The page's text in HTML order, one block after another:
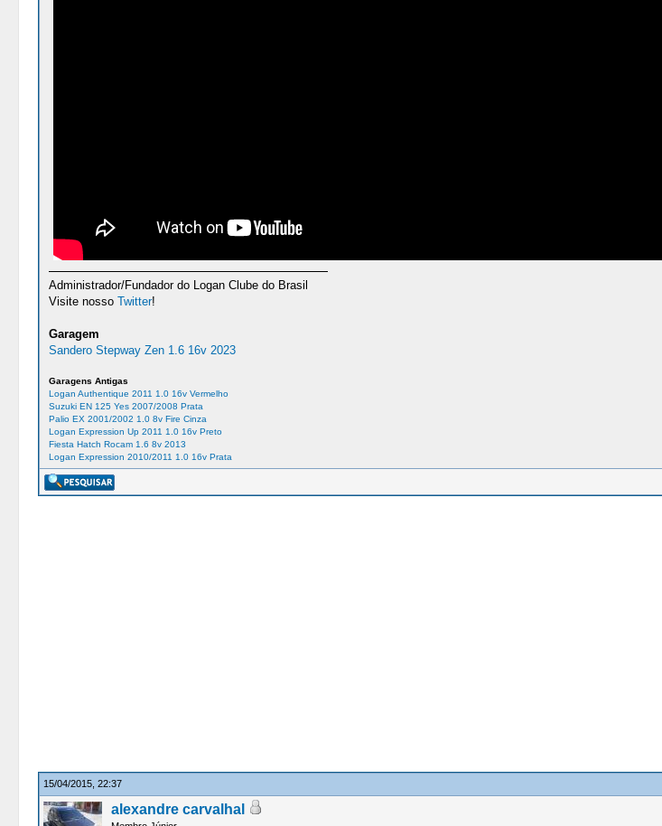
Administrador/Fundador do Logan Clube do Brasil
Visite nosso Twitter!
Garagem
Sandero Stepway Zen 1.6 16v 2023
Garagens Antigas
Logan Authentique 2011 1.0 16v Vermelho
Suzuki EN 125 Yes 2007/2008 Prata
Palio EX 2001/2002 1.0 8v Fire Cinza
Logan Expression Up 2011 1.0 16v Preto
Fiesta Hatch Rocam 1.6 8v 2013
Logan Expression 2010/2011 1.0 16v Prata
15/04/2015, 22:37
alexandre carvalhal